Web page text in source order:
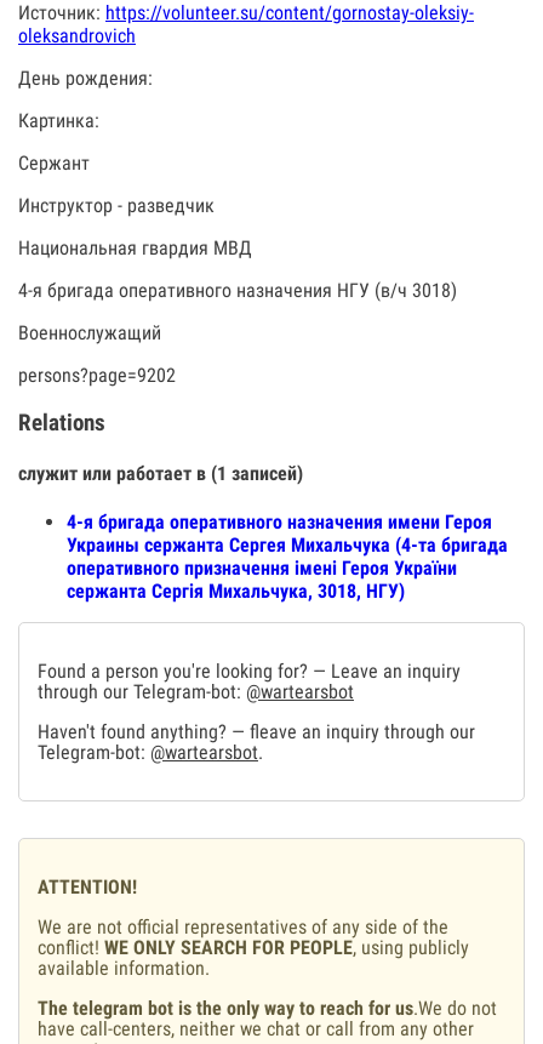
Источник: https://volunteer.su/content/gornostay-oleksiy-
oleksandrovich
День рождения:
Картинка:
Сержант
Инструктор - разведчик
Национальная гвардия МВД
4-я бригада оперативного назначения НГУ (в/ч 3018)
Военнослужащий
persons?page=9202
Relations
служит или работает в (1 записей)
4-я бригада оперативного назначения имени Героя
Украины сержанта Сергея Михальчука (4-та бригада
оперативного призначення імені Героя України
сержанта Сергія Михальчука, 3018, НГУ)
Found a person you're looking for? — Leave an inquiry
through our Telegram-bot: @wartearsbot
Haven't found anything? — fleave an inquiry through our
Telegram-bot: @wartearsbot.
ATTENTION!
We are not official representatives of any side of the
conflict! WE ONLY SEARCH FOR PEOPLE, using publicly
available information.
The telegram bot is the only way to reach for us.We do not
have call-centers, neither we chat or call from any other